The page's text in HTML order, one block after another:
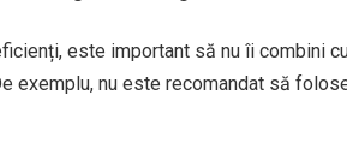
este important să nu îi combini
exemplu, nu este recomandat să